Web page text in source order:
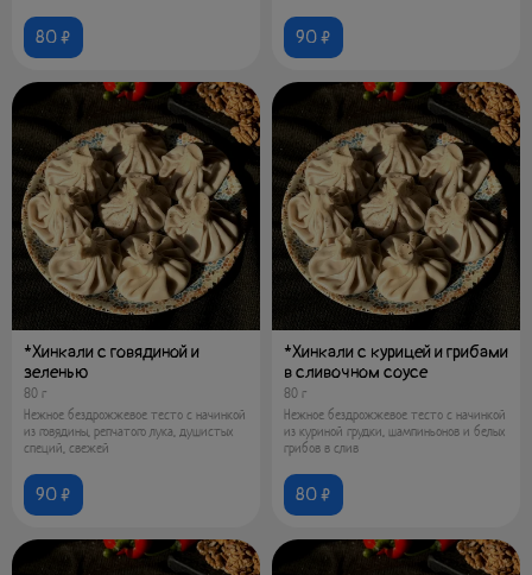
80 ₽ 90 ₽
*Хинкали с говядиной и
зеленью
80 г
Нежное бездрожжевое тесто с начинкой
из говядины, репчатого лука, душистых
специй, свежей
90 ₽
*Хинкали с курицей и грибами
в сливочном соусе
80 г
Нежное бездрожжевое тесто с начинкой
из куриной грудки, шампиньонов и белых
грибов в слив
80 ₽